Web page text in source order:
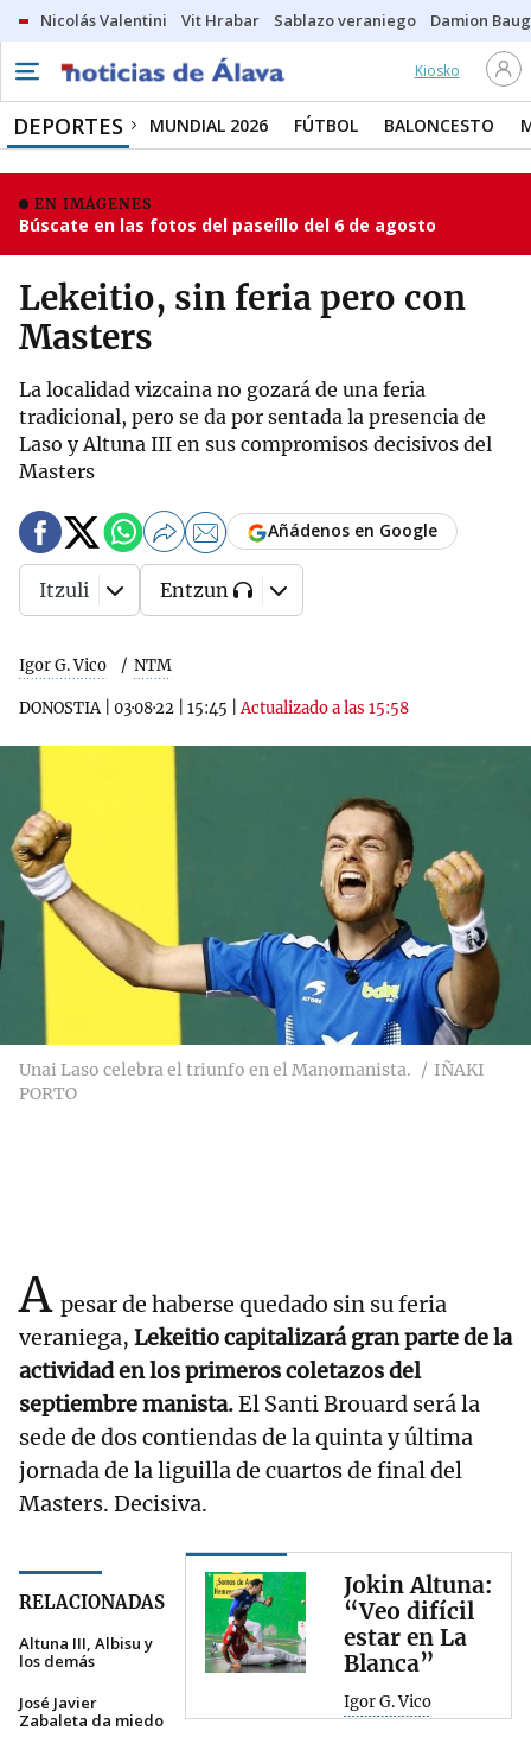
Nicolás Valentini Vit Hrabar Sablazo veraniego Damion
Kiosko
DEPORTES MUNDIAL 2026 FÚTBOL BALONCESTO
EN IMÁGENES
Búscate en las fotos del paseíllo del 6 de agosto
Lekeitio, sin feria pero con
Masters
La localidad vizcaina no gozará de una feria
tradicional, pero se da por sentada la presencia de
Laso y Altuna III en sus compromisos decisivos del
Masters
Igor G. Vico NTM
DONOSTIA| 03·08·22 15:45 |Actualizado a las 15:58
Añádenos en Google
Itzuli Entzun
Unai Laso celebra el triunfo en el Manomanista.
IÑAKI
PORTO
A pesar de haberse quedado sin su feria
veraniega, Lekeitio capitalizará gran parte de la
actividad en los primeros coletazos del
septiembre manista.El Santi Brouard será la
sede de dos contiendas de la quinta y última
jornada de la liguilla de cuartos de final del
Masters. Decisiva.
RELACIONADAS
Altuna III, Albisu y
los demás
José Javier
Zabaleta da miedo
Jokin Altuna:
“Veo difícil
estar en La
Blanca”
Igor G. Vico